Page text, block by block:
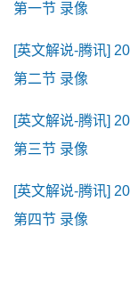
第一节 录像
[英文解说-腾讯]
第二节 录像
[英文解说-腾讯]
第三节 录像
[英文解说-腾讯]
第四节 录像